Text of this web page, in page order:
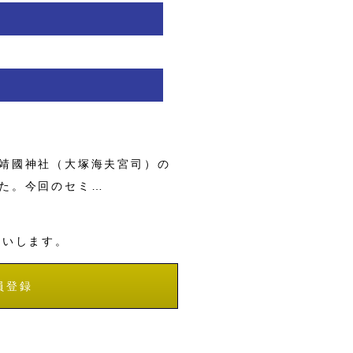
國神社（大塚海夫宮司）の
。今回のセミ…
します。
登録